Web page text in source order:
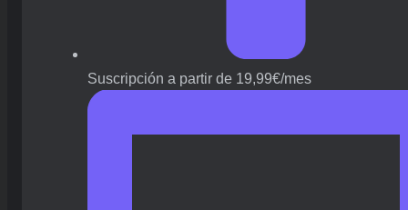
Suscripción a partir de 19,99€/mes